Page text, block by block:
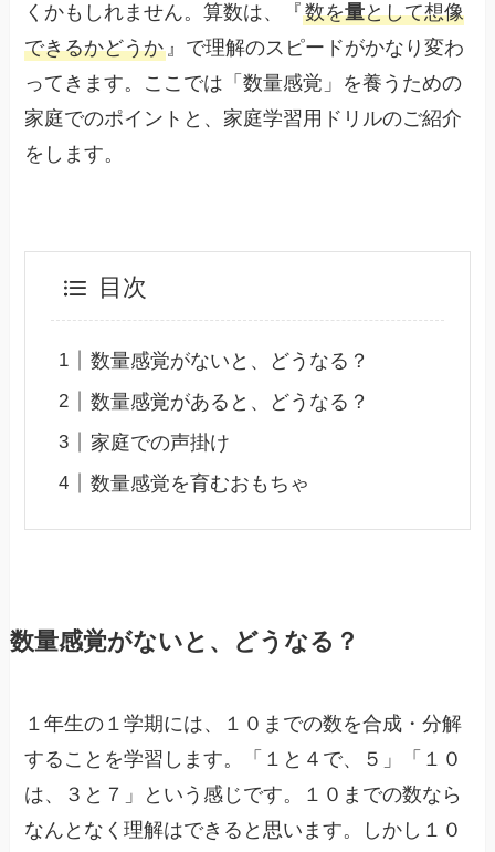
くかもしれません。算数は、『数を量として想像
できるかどうか』で理解のスピードがかなり変わ
ってきます。ここでは「数量感覚」を養うための
家庭でのポイントと、家庭学習用ドリルのご紹介
をします。
目次
数量感覚がないと、どうなる？
数量感覚があると、どうなる？
家庭での声掛け
数量感覚を育むおもちゃ
数量感覚がないと、どうなる？
１年生の１学期には、１０までの数を合成・分解
することを学習します。「１と４で、５」「１０
は、３と７」という感じです。１０までの数なら
なんとなく理解はできると思います。しかし１０